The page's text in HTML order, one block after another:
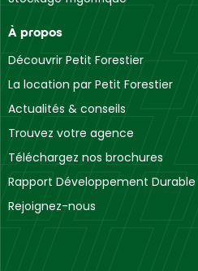
À propos
Découvrir Petit Forestier
La location par Petit Forestier
Actualités & conseils
Trouvez votre agence
Téléchargez nos brochures
Rapport Développement Durable
Rejoignez-nous